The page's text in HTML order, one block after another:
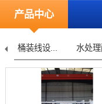
产品中心
桶装线设... 水处理